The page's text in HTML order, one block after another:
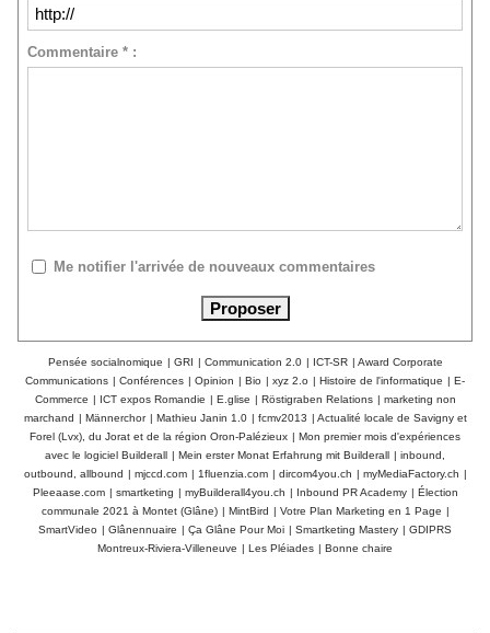
Commentaire * :
Me notifier l'arrivée de nouveaux commentaires
Pensée socialnomique | GRI | Communication 2.0 | ICT-SR | Award Corporate
Communications | Conférences | Opinion | Bio | xyz 2.o | Histoire de l'informatique | E-
Commerce | ICT expos Romandie | E.glise | Röstigraben Relations | marketing non
marchand | Männerchor | Mathieu Janin 1.0 | fcmv2013 | Actualité locale de Savigny et
Forel (Lvx), du Jorat et de la région Oron-Palézieux | Mon premier mois d'expériences
avec le logiciel Builderall | Mein erster Monat Erfahrung mit Builderall | inbound,
outbound, allbound | mjccd.com | 1fluenzia.com | dircom4you.ch | myMediaFactory.ch |
Pleeaase.com | smartketing | myBuilderall4you.ch | Inbound PR Academy | Élection
communale 2021 à Montet (Glâne) | MintBird | Votre Plan Marketing en 1 Page |
SmartVideo | Glânennuaire | Ça Glâne Pour Moi | Smartketing Mastery | GDIPRS
Montreux-Riviera-Villeneuve | Les Pléiades | Bonne chaire